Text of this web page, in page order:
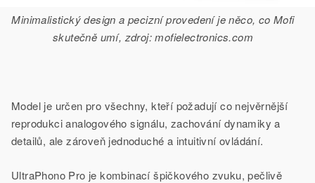
Minimalistický design a pecizní provedení je něco, co Mofi
skutečně umí, zdroj: mofielectronics.com
Model je určen pro všechny, kteří požadují co nejvěrnější
reprodukci analogového signálu, zachování dynamiky a
detailů, ale zároveň jednoduché a intuitivní ovládání.
UltraPhono Pro je kombinací špičkového zvuku, pečlivě